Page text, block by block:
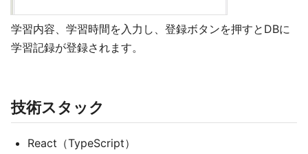
学習内容、学習時間を入力し、登録ボタンを押すとDBに
学習記録が登録されます。
技術スタック
React（TypeScript）